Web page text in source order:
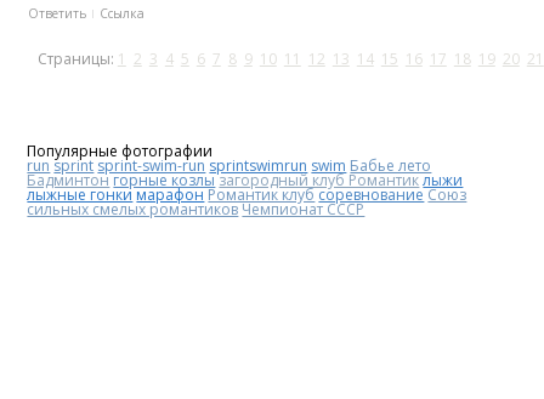
Ответить Ссылка
Страницы: 1 2 3 4 5 6 7 8 9 10 11 12 13 14 15 16 17 18 19 20 21
Популярные фотографии
run sprint sprint-swim-run sprintswimrun swim Бабье лето
Бадминтонгорные козлы загородный клуб Романтиклыжи
лыжные гонки марафонРомантик клубсоревнованиеСоюз
сильных смелых романтиковЧемпионат СССР